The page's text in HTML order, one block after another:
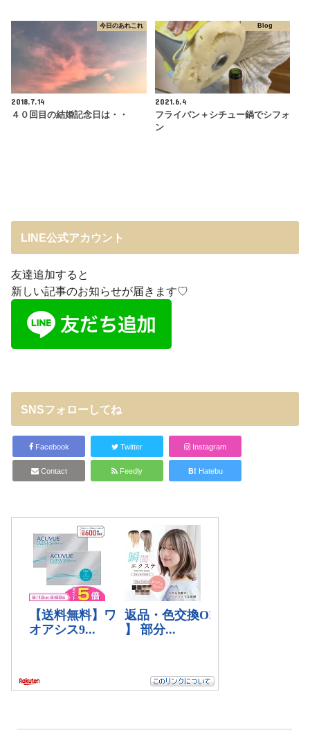
今日のあれこれ
2018.7.14
４０回目の結婚記念日は・・
Blog
2021.6.4
フライパン＋シチュー鍋でシフォ
ン
LINE公式アカウント
友達追加すると
新しい記事のお知らせが届きます♡
SNSフォローしてね
Facebook Twitter Instagram
Contact Feedly B! Hatebu